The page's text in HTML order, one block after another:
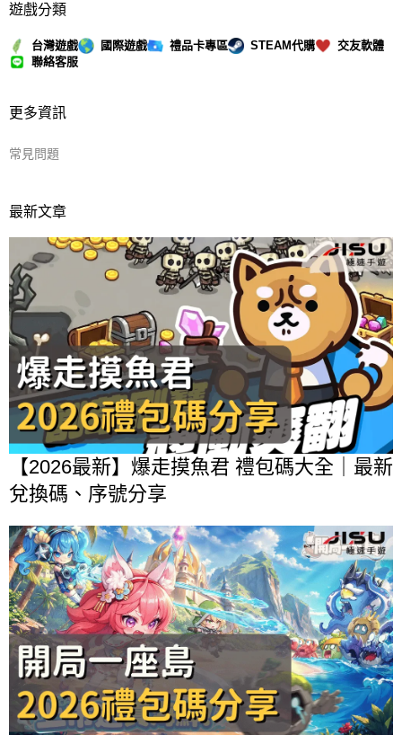
遊戲分類
台灣遊戲 國際遊戲 禮品卡專區 STEAM代購
交友軟體
聯絡客服
更多資訊
常見問題
最新文章
【2026最新】爆走摸魚君 禮包碼大全｜最新
兌換碼、序號分享